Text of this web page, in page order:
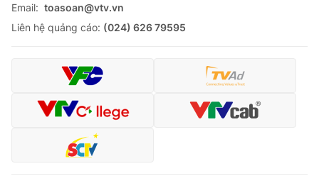
Email: toasoan@vtv.vn
Liên hệ quảng cáo: (024) 626 79595